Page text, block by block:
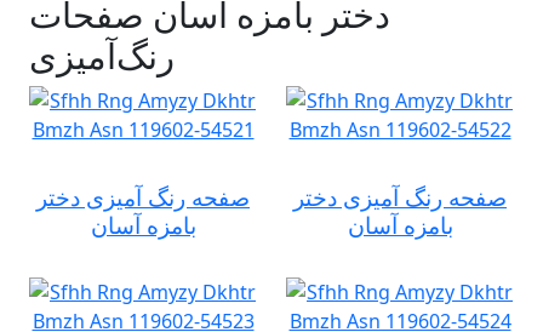
دختر بامزه آسان صفحات
رنگ‌آمیزی
صفحه رنگ آمیزی دختر
بامزه آسان
صفحه رنگ آمیزی دختر
بامزه آسان